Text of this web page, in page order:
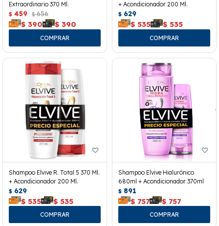
Extraordinario 370 Ml.
$ 459 $ 656
$ 390 $ 390
+ Acondicionador 200 Ml.
$ 629
$ 535 $ 535
Shampoo Elvive R. Total 5 370 Ml.
+ Acondicionador 200 Ml.
$ 629
$ 535 $ 535
Shampoo Elvive Hialurónico
680ml + Acondicionador 370ml
$ 891
$ 757 $ 757